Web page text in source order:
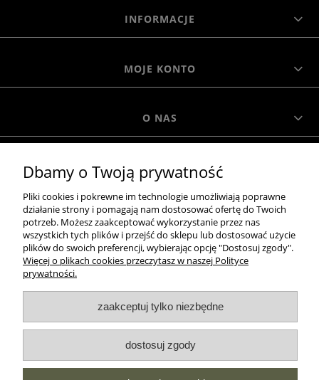
INFORMACJE
MOJE KONTO
O NAS
MOROWO
WSZELKIE PRAWA ZASTRZEŻONE MOROWO © 2018
realizacja:
pokaż pełną wersję strony
NASZE ODZNAKI
wyróżnienia są przyznawane przez
Dbamy o Twoją prywatność
Pliki cookies i pokrewne im technologie umożliwiają poprawne
działanie strony i pomagają nam dostosować ofertę do Twoich
potrzeb. Możesz zaakceptować wykorzystanie przez nas
wszystkich tych plików i przejść do sklepu lub dostosować użycie
plików do swoich preferencji, wybierając opcję "Dostosuj zgody".
Więcej o plikach cookies przeczytasz w naszej Polityce
prywatności.
zaakceptuj tylko niezbędne
dostosuj zgody